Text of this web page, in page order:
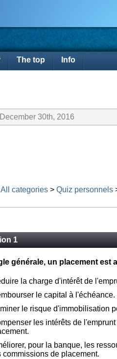
The top Info
30th, 2016
All categories > Quiz personnels
1
générale, un placement est
la charge d'intérêt de
le capital à l'échéance.
le risque d'immobilisation
les intérêts de
pour la banque, les
commissions de placement.